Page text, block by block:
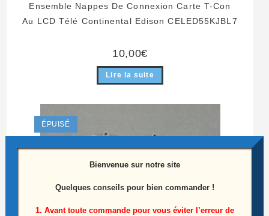
Ensemble Nappes De Connexion Carte T-Con
Au LCD Télé Continental Edison CELED55KJBL7
10,00€
Lire la suite
ÉPUISÉ
Bienvenue sur notre site
Quelques conseils pour bien commander !
1. Avant toute commande pour vous éviter l’erreur de